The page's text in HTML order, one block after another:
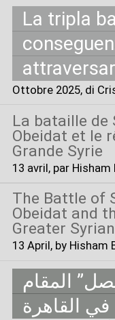
La tripla
Ottobre 2025, di
La bataille de
Obeidat et le
Grande Syrie
13 avril, par Hisham
The Battle of
Obeidat and
Greater
13 April, by Hisham
المقام
في القاهرة